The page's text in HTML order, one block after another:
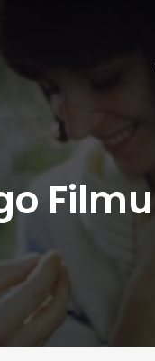
Filmu